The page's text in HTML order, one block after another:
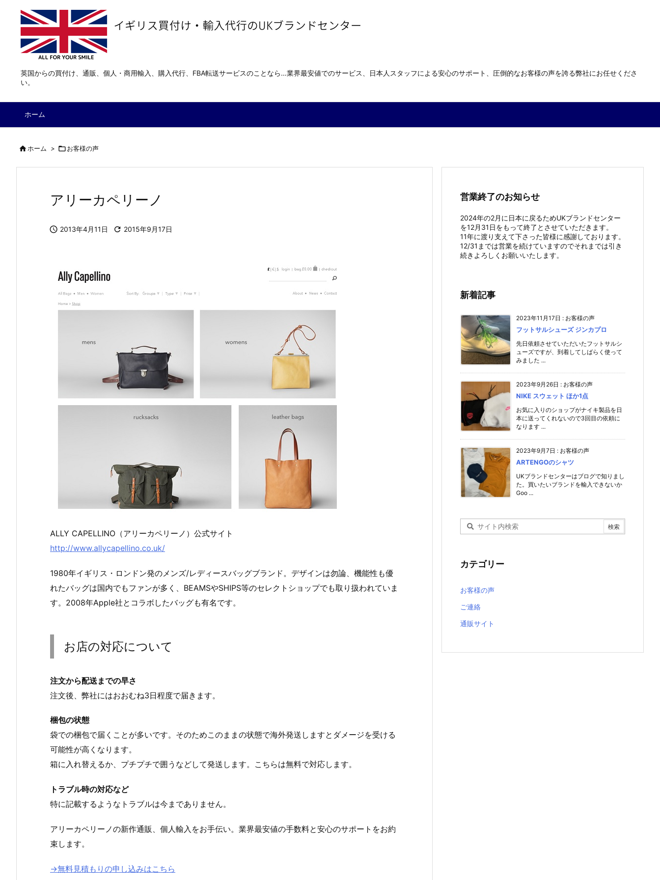
英国からの買付け、通販、個人・商用輸入、購入代行、FBA転送サービスのことなら…業界最安値でのサービス、日本人スタッフによる安心のサポート、圧倒的なお客様の声を誇る弊社にお任せくださ
い。
ホーム
ホーム > お客様の声
アリーカペリーノ
 2013年4月11日  2015年9月17日
ALLY CAPELLINO（アリーカペリーノ）公式サイト
http://www.allycapellino.co.uk/
1980年イギリス・ロンドン発のメンズ/レディースバッグブランド。デザインは勿論、機能性も優
れたバッグは国内でもファンが多く、BEAMSやSHIPS等のセレクトショップでも取り扱われていま
す。2008年Apple社とコラボしたバッグも有名です。
お店の対応について
注文から配送までの早さ
注文後、弊社にはおおむね3日程度で届きます。
梱包の状態
袋での梱包で届くことが多いです。そのためこのままの状態で海外発送しますとダメージを受ける
可能性が高くなります。
箱に入れ替えるか、プチプチで囲うなどして発送します。こちらは無料で対応します。
トラブル時の対応など
特に記載するようなトラブルは今までありません。
アリーカペリーノの新作通販、個人輸入をお手伝い。業界最安値の手数料と安心のサポートをお約
束します。
→無料見積もりの申し込みはこちら
営業終了のお知らせ
2024年の2月に日本に戻るためUKブランドセンター
を12月31日をもって終了とさせていただきます。
11年に渡り支えて下さった皆様に感謝しております。
12/31までは営業を続けていますのでそれまでは引き
続きよろしくお願いいたします。
新着記事
2023年11月17日 : お客様の声
フットサルシューズ ジンカプロ
先日依頼させていただいたフットサルシ
ューズですが、到着してしばらく使って
みました ...
2023年9月26日 : お客様の声
NIKE スウェット ほか1点
お気に入りのショップがナイキ製品を日
本に送ってくれないので3回目の依頼に
なります ...
2023年9月7日 : お客様の声
ARTENGOのシャツ
UKブランドセンターはブログで知りまし
た。買いたいブランドを輸入できないか
Goo ...
カテゴリー
お客様の声
ご連絡
通販サイト